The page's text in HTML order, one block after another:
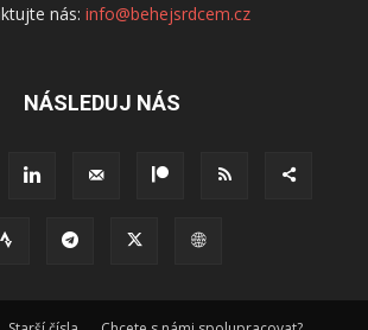
nás: info@behejsrdcem.cz
NÁSLEDUJ NÁS